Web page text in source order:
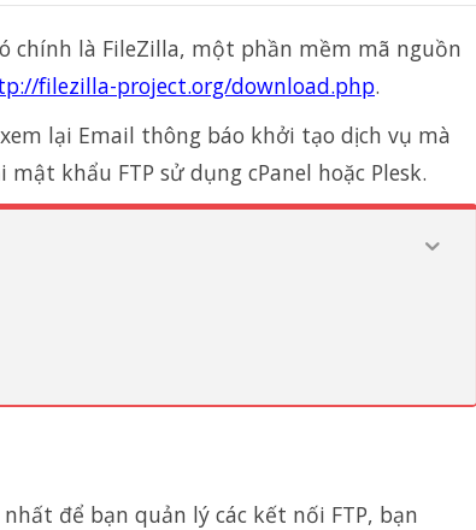
chính là FileZilla, một phần mềm mã nguồn
filezilla-project.org/download.php.
lại Email thông báo khởi tạo dịch vụ mà
khẩu FTP sử dụng cPanel hoặc Plesk.
để bạn quản lý các kết nối FTP, bạn